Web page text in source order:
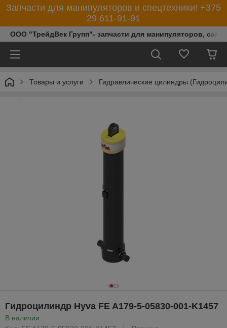
Запчасти для манипуляторов и спецтехники! +375
29 611-91-91
ООО "ТрейдВек Групп"- запчасти для манипуляторов,
Товары и услуги Гидравлические цилиндры
Гидроцилиндр Hyva FE A179-5-05830-001-K1457
В наличии